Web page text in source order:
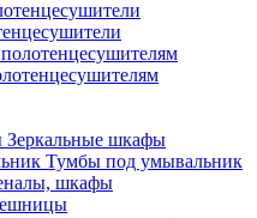
Зеркальные шкафы
Тумбы под умывальник
шкафы